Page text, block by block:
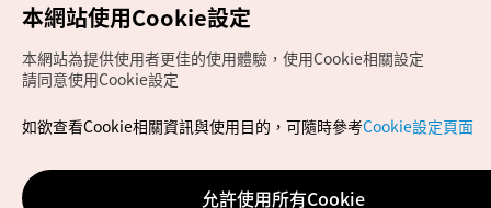
Copyrights (c) 韓國觀光公社版權所有
如有相關疑問或建議，歡迎來信至官方信箱
chinese_big5@knto.or.kr
本網站使用Cookie設定
本網站為提供使用者更佳的使用體驗，使用Cookie相關設定
請同意使用Cookie設定
如欲查看Cookie相關資訊與使用目的，可隨時參考Cookie設定頁面
允許使用所有Cookie